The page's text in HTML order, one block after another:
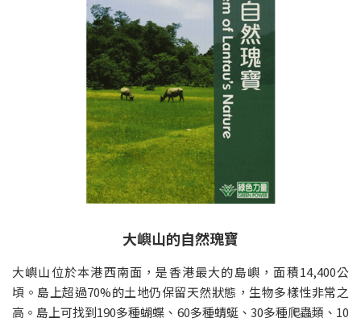
大嶼山的自然瑰寶
大嶼山位於本港西南面，是香港最大的島嶼，面積14,400公
頃。島上超過70%的土地仍保留天然狀態，生物多樣性非常之
高。島上可找到190多種蝴蝶、60多種蜻蜓、30多種爬蟲類、10